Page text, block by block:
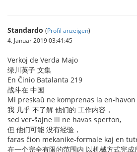
Standardo (Profil anzeigen)
4. Januar 2019 03:41:45
Verkoj de Verda Majo
绿川英子 文集
En Ĉinio Batalanta 219
战斗在 中国
Mi preskaŭ ne komprenas la en-
我 几乎 不了解 他们的 工作内容，
sed ver-ŝajne ili ne havas sperton,
但 他们可能 没有经验，
faras ĉion mekanike-formale kaj en
在一个完全有限的范围内 以机械方式完成